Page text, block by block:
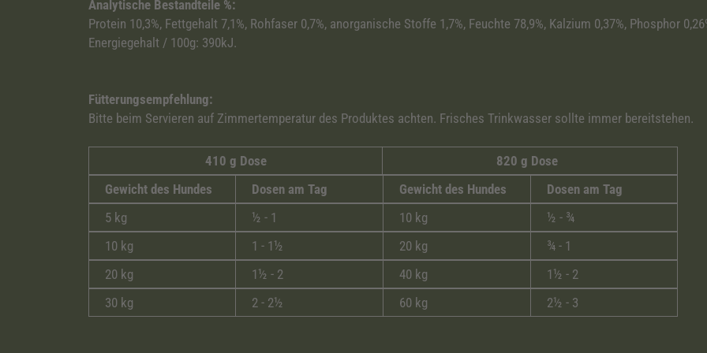
Analytische Bestandteile %:
Protein 10,3%, Fettgehalt 7,1%, Rohfaser 0,7%, anorganische Stoffe 1,7%, Feuchte 78,9%, Kalzium 0,37%, Phosphor
Energiegehalt / 100g: 390kJ.
Fütterungsempfehlung:
Bitte beim Servieren auf Zimmertemperatur des Produktes achten. Frisches Trinkwasser sollte immer bereitstehen.
410 g Dose
820 g Dose
Gewicht des Hundes
Dosen am Tag Dosen am Tag
Gewicht des Hundes
5 kg
½ - 1 ½ - ¾
10 kg
10 kg
1 - 1½ ¾ - 1
20 kg
20 kg
1½ - 2 1½ - 2
40 kg
30 kg
2 - 2½ 2½ - 3
60 kg